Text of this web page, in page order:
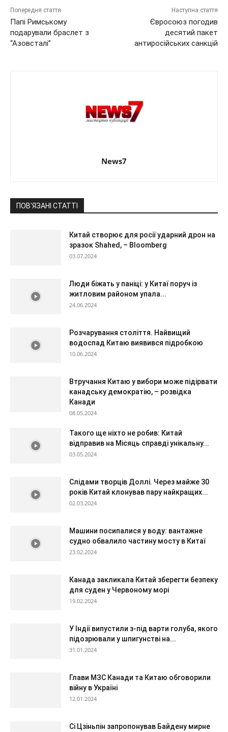
Попередня стаття
Папі Римському
подарували браслет з
“Азовсталі”
Наступна стаття
Євросоюз погодив
десятий пакет
антиросійських санкцій
News7
ПОВ'ЯЗАНІ СТАТТІ
Китай створює для росії ударний дрон на
зразок Shahed, – Bloomberg
03.07.2024
Люди біжать у паніці: у Китаї поруч із
житловим районом упала...
24.06.2024
Розчарування століття. Найвищий
водоспад Китаю виявився підробкою
10.06.2024
Втручання Китаю у вибори може підірвати
канадську демократію, – розвідка
Канади
08.05.2024
Такого ще ніхто не робив: Китай
відправив на Місяць справді унікальну...
03.05.2024
Слідами творців Доллі. Через майже 30
років Китай клонував пару найкращих...
02.03.2024
Машини посипалися у воду: вантажне
судно обвалило частину мосту в Китаї
23.02.2024
Канада закликала Китай зберегти безпеку
для суден у Червоному морі
19.02.2024
У Індії випустили з-під варти голуба, якого
підозрювали у шпигунстві на...
31.01.2024
Глави МЗС Канади та Китаю обговорили
війну в Україні
12.01.2024
Сі Цзіньпін запропонував Байдену мирне